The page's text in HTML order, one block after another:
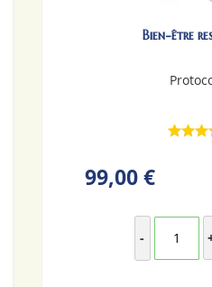
Bien-être
99,00 €
-